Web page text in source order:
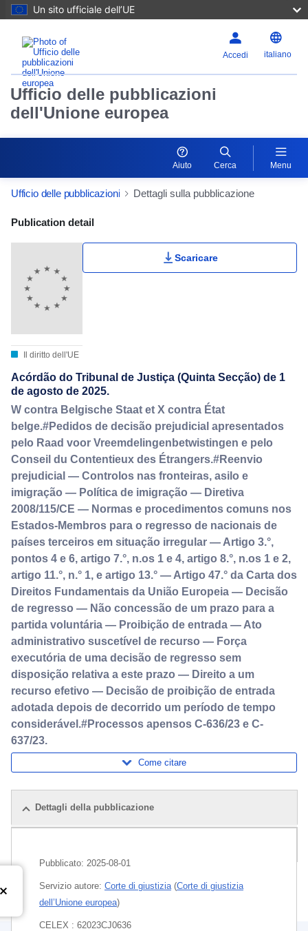
Un sito ufficiale dell’UE
Accedi italiano
Ufficio delle pubblicazioni
dell'Unione europea
Aiuto Cerca Menu
Ufficio delle pubblicazioni Dettagli sulla pubblicazione
Publication Detail Actions Portlet
Publication detail
Il diritto dell'UE
Scaricare
Acórdão do Tribunal de Justiça (Quinta Secção) de 1
de agosto de 2025.
W contra Belgische Staat et X contra État
belge.#Pedidos de decisão prejudicial apresentados
pelo Raad voor Vreemdelingenbetwistingen e pelo
Conseil du Contentieux des Étrangers.#Reenvio
prejudicial — Controlos nas fronteiras, asilo e
imigração — Política de imigração — Diretiva
2008/115/CE — Normas e procedimentos comuns nos
Estados‑Membros para o regresso de nacionais de
países terceiros em situação irregular — Artigo 3.°,
pontos 4 e 6, artigo 7.°, n.os 1 e 4, artigo 8.°, n.os 1 e 2,
artigo 11.°, n.° 1, e artigo 13.° — Artigo 47.° da Carta dos
Direitos Fundamentais da União Europeia — Decisão
de regresso — Não concessão de um prazo para a
partida voluntária — Proibição de entrada — Ato
administrativo suscetível de recurso — Força
executória de uma decisão de regresso sem
disposição relativa a este prazo — Direito a um
recurso efetivo — Decisão de proibição de entrada
adotada depois de decorrido um período de tempo
considerável.#Processos apensos C-636/23 e C-
637/23.
Come citare
Dettagli della pubblicazione
Pubblicato: 2025-08-01
Servizio autore: Corte di giustizia (Corte di giustizia
dell’Unione europea)
CELEX : 62023CJ0636